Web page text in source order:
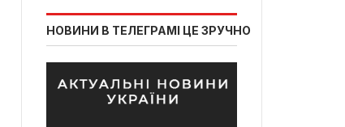
НОВИНИ В ТЕЛЕГРАМІ ЦЕ ЗРУЧНО